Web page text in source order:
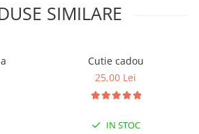
SIMILARE
Cutie cadou
25,00 Lei
IN STOC